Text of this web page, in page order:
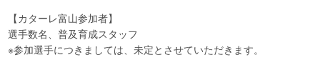
【カターレ富山参加者】
選手数名、普及育成スタッフ
※参加選手につきましては、未定とさせていただきます。